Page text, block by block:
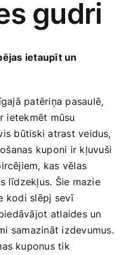
gudri
ietaupīt un
patēriņa pasaulē,
ietekmēt mūsu
būtiski atrast veidus,
kuponi ir kļuvuši⁢
kas vēlas
līdzekļus. ‍Šie mazie
kodi slēpj ‍sevī
atlaides un
samazināt ‍izdevumus.
kuponus tik